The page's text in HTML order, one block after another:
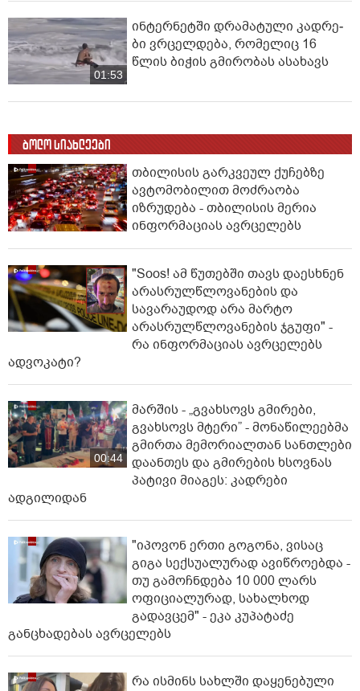
01:53
ინ­ტერ­ნეტ­ში დრა­მა­ტუ­ლი კად­რე­
ბი ვრცელდება, რომელიც 16
წლის ბიჭის გმირობას ასახავს
ბოლო სიახლეები
თბილისის გარკვეულ ქუჩებზე
ავტომობილით მოძრაობა
იზრუდება - თბილისის მერია
ინფორმაციას ავრცელებს
"Soos! ამ წუთებში თავს დაესხნენ
არასრულწლოვანების და
სავარაუდოდ არა მარტო
არასრულწლოვანების ჯგუფი" -
რა ინფორმაციას ავრცელებს
ადვოკატი?
00:44
მარშის - „გვახსოვს გმირები,
გვახსოვს მტერი” - მონაწილეებმა
გმირთა მემორიალთან სანთლები
დაანთეს და გმირების ხსოვნას
პატივი მიაგეს: კადრები
ადგილიდან
"იპოვონ ერთი გოგონა, ვისაც
გიგა სექსუალურად ავიწროებდა -
თუ გამოჩნდება 10 000 ლარს
ოფიციალურად, სახალხოდ
გადავცემ" - ეკა კუპატაძე
განცხადებას ავრცელებს
რა ისმინს სახლში დაყენებული